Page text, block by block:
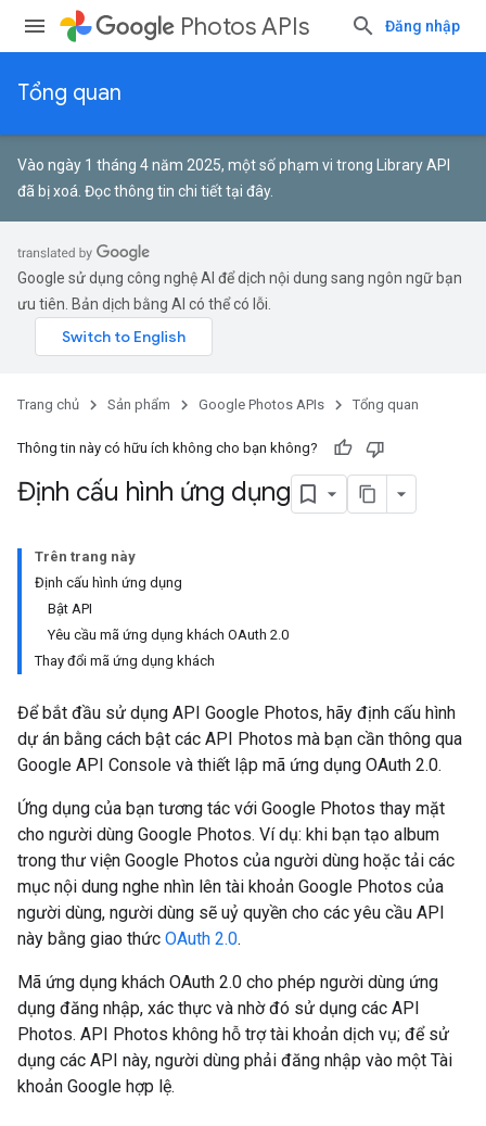
Photos APIs Đăng nhập
Tổng quan
Vào ngày 1 tháng 4 năm 2025, một số phạm vi trong Library API
đã bị xoá. Đọc thông tin chi tiết tại đây.
Google sử dụng công nghệ AI để dịch nội dung sang ngôn ngữ bạn
ưu tiên. Bản dịch bằng AI có thể có lỗi.
Trang chủ Sản phẩm Google Photos APIs Tổng quan
Thông tin này có hữu ích không cho bạn không?
Định cấu hình ứng dụng
Trên trang này
Định cấu hình ứng dụng
Bật API
Yêu cầu mã ứng dụng khách OAuth 2.0
Thay đổi mã ứng dụng khách
Để bắt đầu sử dụng API Google Photos, hãy định cấu hình
dự án bằng cách bật các API Photos mà bạn cần thông qua
Google API Console và thiết lập mã ứng dụng OAuth 2.0.
Ứng dụng của bạn tương tác với Google Photos thay mặt
cho người dùng Google Photos. Ví dụ: khi bạn tạo album
trong thư viện Google Photos của người dùng hoặc tải các
mục nội dung nghe nhìn lên tài khoản Google Photos của
người dùng, người dùng sẽ uỷ quyền cho các yêu cầu API
này bằng giao thức OAuth 2.0.
Mã ứng dụng khách OAuth 2.0 cho phép người dùng ứng
dụng đăng nhập, xác thực và nhờ đó sử dụng các API
Photos. API Photos không hỗ trợ tài khoản dịch vụ; để sử
dụng các API này, người dùng phải đăng nhập vào một Tài
khoản Google hợp lệ.